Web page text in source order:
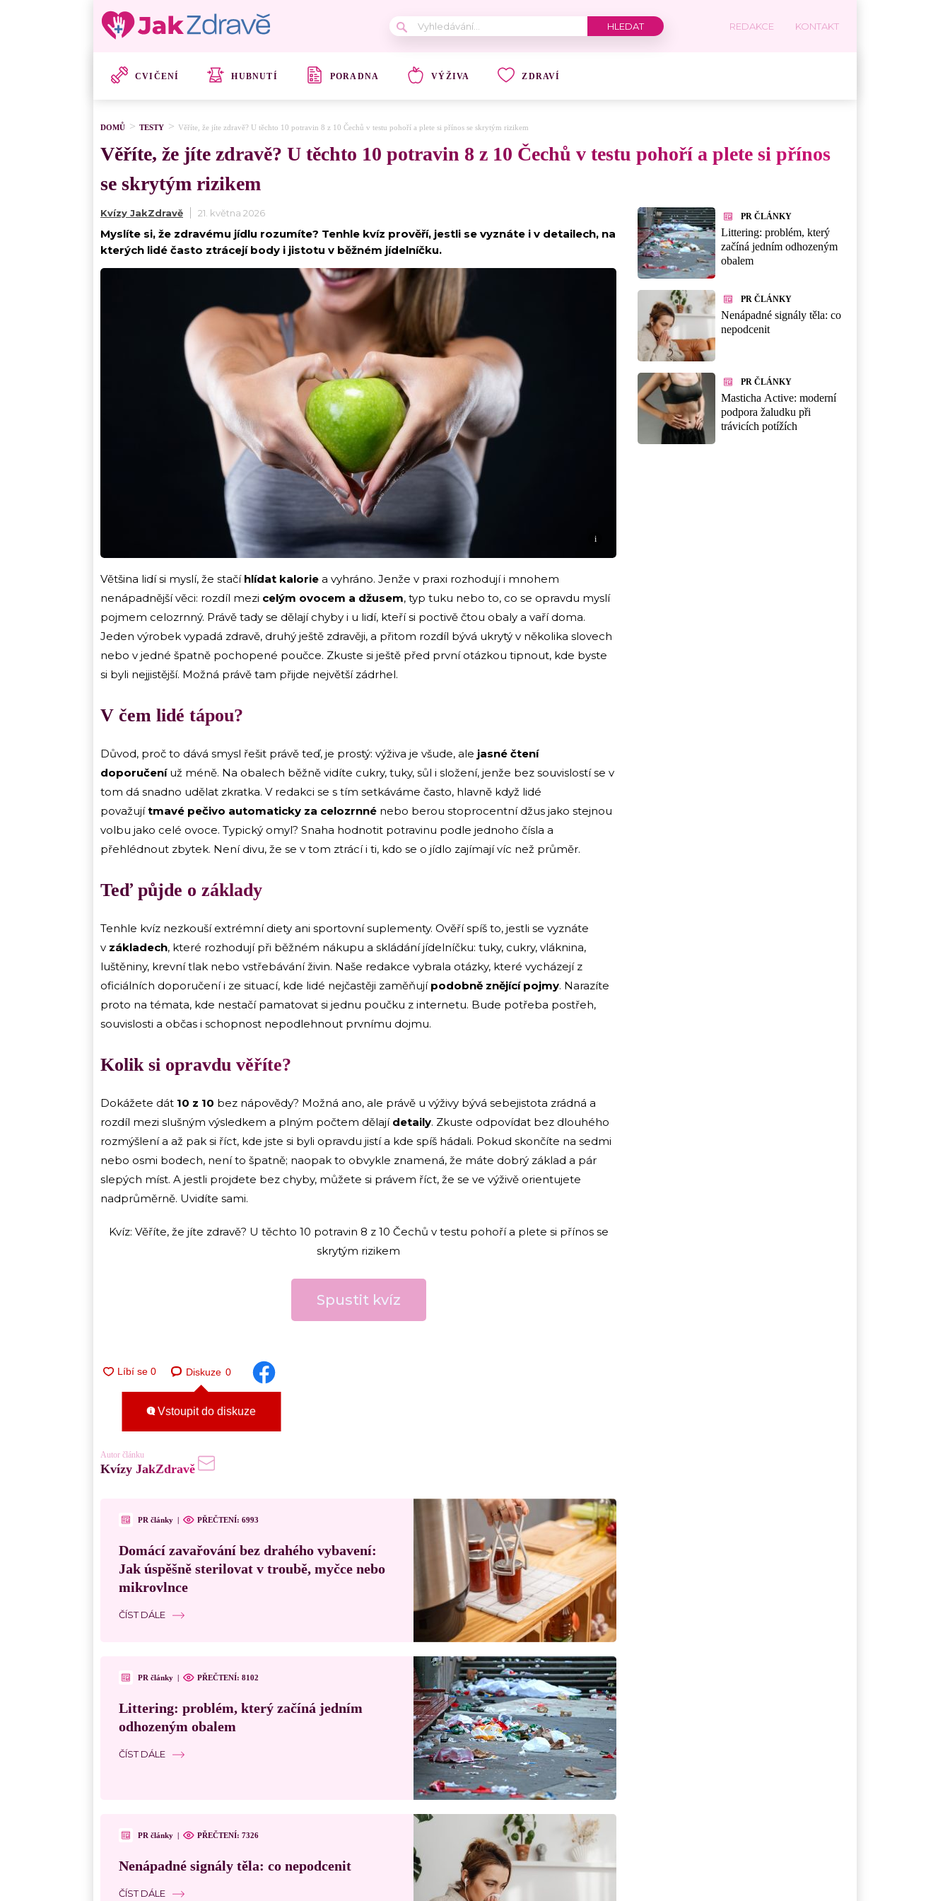
REDAKCE KONTAKT
CVIČENÍ HUBNUTÍ PORADNA VÝŽIVA ZDRAVÍ
DOMŮ TESTY Věříte, že jíte zdravě? U těchto 10 potravin 8 z 10 Čechů v testu pohoří a plete si přínos se skrytým rizikem
Věříte, že jíte zdravě? U těchto 10 potravin 8 z 10 Čechů v testu pohoří a plete si přínos
se skrytým rizikem
Kvízy JakZdravě 21. května 2026
Myslíte si, že zdravému jídlu rozumíte? Tenhle kvíz prověří, jestli se vyznáte i v detailech, na
kterých lidé často ztrácejí body i jistotu v běžném jídelníčku.
i
Většina lidí si myslí, že stačí hlídat kalorie a vyhráno. Jenže v praxi rozhodují i mnohem
nenápadnější věci: rozdíl mezi celým ovocem a džusem, typ tuku nebo to, co se opravdu myslí
pojmem celozrnný. Právě tady se dělají chyby i u lidí, kteří si poctivě čtou obaly a vaří doma.
Jeden výrobek vypadá zdravě, druhý ještě zdravěji, a přitom rozdíl bývá ukrytý v několika slovech
nebo v jedné špatně pochopené poučce. Zkuste si ještě před první otázkou tipnout, kde byste
si byli nejjistější. Možná právě tam přijde největší zádrhel.
V čem lidé tápou?
Důvod, proč to dává smysl řešit právě teď, je prostý: výživa je všude, ale jasné čtení
doporučeníuž méně. Na obalech běžně vidíte cukry, tuky, sůl i složení, jenže bez souvislostí se v
tom dá snadno udělat zkratka. V redakci se s tím setkáváme často, hlavně když lidé
považujítmavé pečivo automaticky za celozrnné nebo berou stoprocentní džus jako stejnou
volbu jako celé ovoce. Typický omyl? Snaha hodnotit potravinu podle jednoho čísla a
přehlédnout zbytek. Není divu, že se v tom ztrácí i ti, kdo se o jídlo zajímají víc než průměr.
Teď půjde o základy
Tenhle kvíz nezkouší extrémní diety ani sportovní suplementy. Ověří spíš to, jestli se vyznáte
v základech, které rozhodují při běžném nákupu a skládání jídelníčku: tuky, cukry, vláknina,
luštěniny, krevní tlak nebo vstřebávání živin. Naše redakce vybrala otázky, které vycházejí z
oficiálních doporučení i ze situací, kde lidé nejčastěji zaměňují podobně znějící pojmy. Narazíte
proto na témata, kde nestačí pamatovat si jednu poučku z internetu. Bude potřeba postřeh,
souvislosti a občas i schopnost nepodlehnout prvnímu dojmu.
Kolik si opravdu věříte?
Dokážete dát 10 z 10 bez nápovědy? Možná ano, ale právě u výživy bývá sebejistota zrádná a
rozdíl mezi slušným výsledkem a plným počtem dělají detaily. Zkuste odpovídat bez dlouhého
rozmýšlení a až pak si říct, kde jste si byli opravdu jistí a kde spíš hádali. Pokud skončíte na sedmi
nebo osmi bodech, není to špatně; naopak to obvykle znamená, že máte dobrý základ a pár
slepých míst. A jestli projdete bez chyby, můžete si právem říct, že se ve výživě orientujete
nadprůměrně. Uvidíte sami.
Kvíz: Věříte, že jíte zdravě? U těchto 10 potravin 8 z 10 Čechů v testu pohoří a plete si přínos se
skrytým rizikem
Spustit kvíz
Diskuze 0
Vstoupit do diskuze
Autor článku
Kvízy JakZdravě
PR články | PŘEČTENÍ: 6993
Domácí zavařování bez drahého vybavení:
Jak úspěšně sterilovat v troubě, myčce nebo
mikrovlnce
ČÍST DÁLE
PR články | PŘEČTENÍ: 8102
Littering: problém, který začíná jedním
odhozeným obalem
ČÍST DÁLE
PR články | PŘEČTENÍ: 7326
Nenápadné signály těla: co nepodcenit
ČÍST DÁLE
PR ČLÁNKY
Littering: problém, který
začíná jedním odhozeným
obalem
PR ČLÁNKY
Nenápadné signály těla: co
nepodcenit
PR ČLÁNKY
Masticha Active: moderní
podpora žaludku při
trávicích potížích